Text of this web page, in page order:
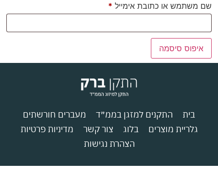
שם משתמש או כתובת אימייל *
איפוס סיסמה
בית התקנים למזגן בממ״ד
מעברים חורשתים
גלריית מוצרים
בלוג צור קשר
מדיניות פרטיות
הצהרת נגישות